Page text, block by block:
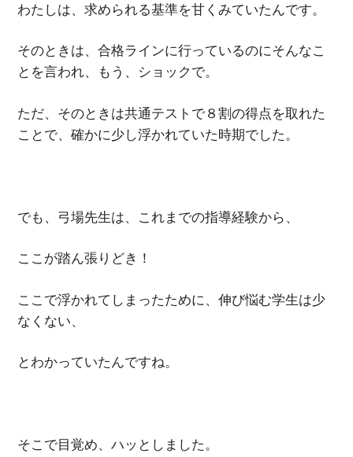
わたしは、求められる基準を甘くみていたんです。
そのときは、合格ラインに行っているのにそんなこ
とを言われ、もう、ショックで。
ただ、そのときは共通テストで８割の得点を取れた
ことで、確かに少し浮かれていた時期でした。
でも、弓場先生は、これまでの指導経験から、
ここが踏ん張りどき！
ここで浮かれてしまったために、伸び悩む学生は少
なくない、
とわかっていたんですね。
そこで目覚め、ハッとしました。